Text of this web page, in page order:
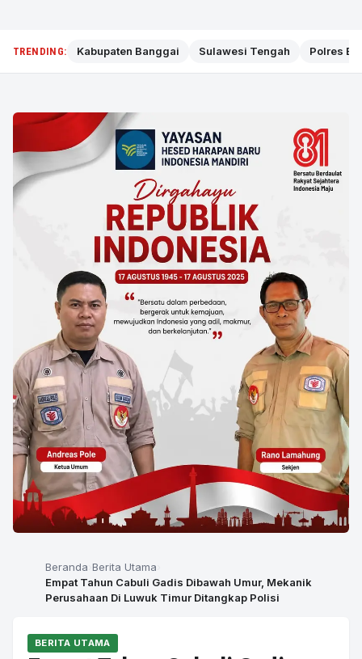
TRENDING: Kabupaten Banggai Sulawesi Tengah Polres
Beranda Berita Utama
Empat Tahun Cabuli Gadis Dibawah Umur, Mekanik
Perusahaan Di Luwuk Timur Ditangkap Polisi
BERITA UTAMA